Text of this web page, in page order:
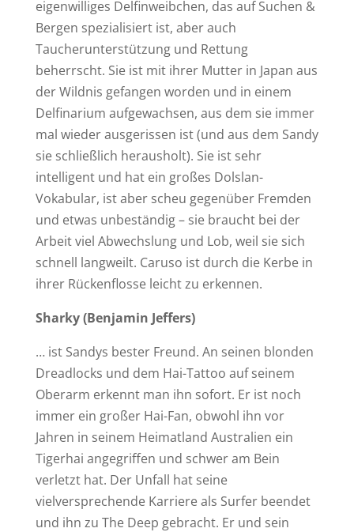
eigenwilliges Delfinweibchen, das auf Suchen &
Bergen spezialisiert ist, aber auch
Taucherunterstützung und Rettung
beherrscht. Sie ist mit ihrer Mutter in Japan aus
der Wildnis gefangen worden und in einem
Delfinarium aufgewachsen, aus dem sie immer
mal wieder ausgerissen ist (und aus dem Sandy
sie schließlich herausholt). Sie ist sehr
intelligent und hat ein großes Dolslan-
Vokabular, ist aber scheu gegenüber Fremden
und etwas unbeständig – sie braucht bei der
Arbeit viel Abwechslung und Lob, weil sie sich
schnell langweilt. Caruso ist durch die Kerbe in
ihrer Rückenflosse leicht zu erkennen.
Sharky (Benjamin Jeffers)
… ist Sandys bester Freund. An seinen blonden
Dreadlocks und dem Hai-Tattoo auf seinem
Oberarm erkennt man ihn sofort. Er ist noch
immer ein großer Hai-Fan, obwohl ihn vor
Jahren in seinem Heimatland Australien ein
Tigerhai angegriffen und schwer am Bein
verletzt hat. Der Unfall hat seine
vielversprechende Karriere als Surfer beendet
und ihn zu The Deep gebracht. Er und sein